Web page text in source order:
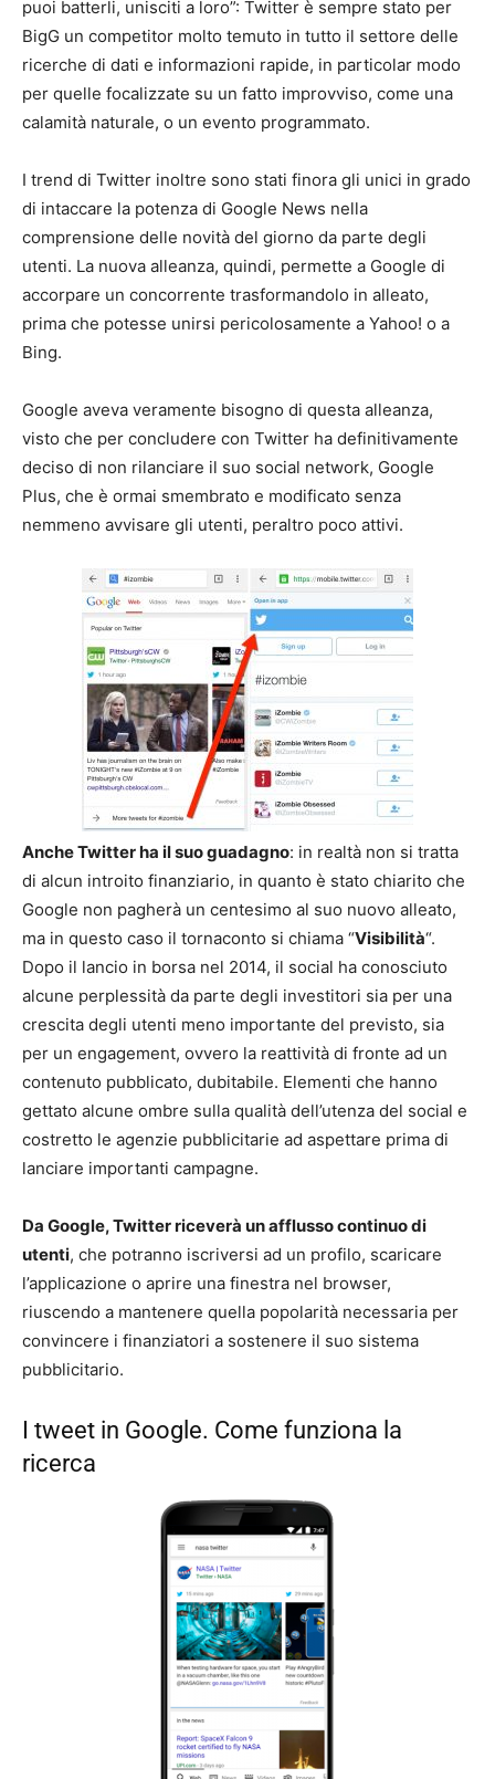
puoi batterli, unisciti a loro”: Twitter è sempre stato per
BigG un competitor molto temuto in tutto il settore delle
ricerche di dati e informazioni rapide, in particolar modo
per quelle focalizzate su un fatto improvviso, come una
calamità naturale, o un evento programmato.
I trend di Twitter inoltre sono stati finora gli unici in grado
di intaccare la potenza di Google News nella
comprensione delle novità del giorno da parte degli
utenti. La nuova alleanza, quindi, permette a Google di
accorpare un concorrente trasformandolo in alleato,
prima che potesse unirsi pericolosamente a Yahoo! o a
Bing.
Google aveva veramente bisogno di questa alleanza,
visto che per concludere con Twitter ha definitivamente
deciso di non rilanciare il suo social network, Google
Plus, che è ormai smembrato e modificato senza
nemmeno avvisare gli utenti, peraltro poco attivi.
Anche Twitter ha il suo guadagno: in realtà non si tratta
di alcun introito finanziario, in quanto è stato chiarito che
Google non pagherà un centesimo al suo nuovo alleato,
ma in questo caso il tornaconto si chiama “Visibilità“.
Dopo il lancio in borsa nel 2014, il social ha conosciuto
alcune perplessità da parte degli investitori sia per una
crescita degli utenti meno importante del previsto, sia
per un engagement, ovvero la reattività di fronte ad un
contenuto pubblicato, dubitabile. Elementi che hanno
gettato alcune ombre sulla qualità dell’utenza del social e
costretto le agenzie pubblicitarie ad aspettare prima di
lanciare importanti campagne.
Da Google, Twitter riceverà un afflusso continuo di
utenti, che potranno iscriversi ad un profilo, scaricare
l’applicazione o aprire una finestra nel browser,
riuscendo a mantenere quella popolarità necessaria per
convincere i finanziatori a sostenere il suo sistema
pubblicitario.
I tweet in Google. Come funziona la
ricerca